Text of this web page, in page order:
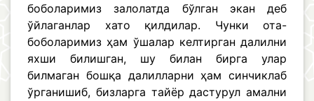
боболаримиз залолатда бўлган экан деб
ўйлаганлар хато қилдилар. Чунки ота-
боболаримиз ҳам ўшалар келтирган далилни
яхши билишган, шу билан бирга улар
билмаган бошқа далилларни ҳам синчиклаб
ўрганишиб, бизларга тайёр дастурул амални